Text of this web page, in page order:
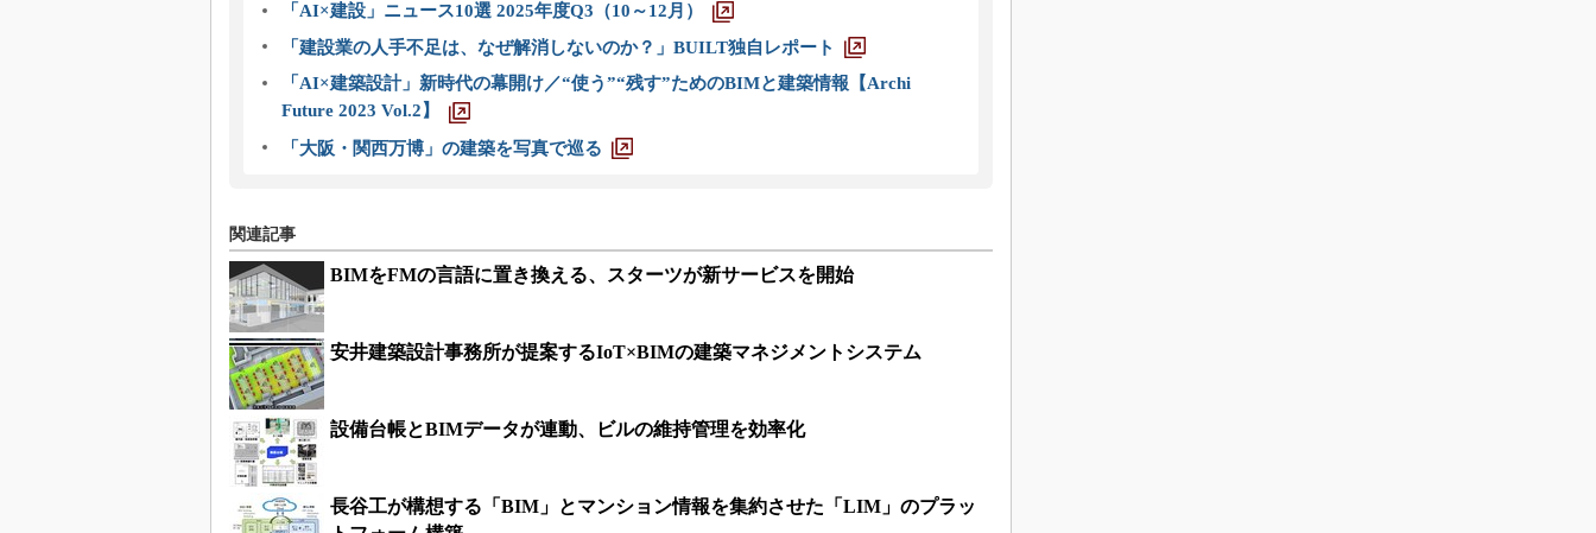
「AI×建設」ニュース10選 2025年度Q3（10～12月）
「建設業の人手不足は、なぜ解消しないのか？」BUILT独自レポート
「AI×建築設計」新時代の幕開け／“使う”“残す”ためのBIMと建築情報【Archi
Future 2023 Vol.2】
「大阪・関西万博」の建築を写真で巡る
関連記事
BIMをFMの言語に置き換える、スターツが新サービスを開始
安井建築設計事務所が提案するIoT×BIMの建築マネジメントシステム
設備台帳とBIMデータが連動、ビルの維持管理を効率化
長谷工が構想する「BIM」とマンション情報を集約させた「LIM」のプラッ